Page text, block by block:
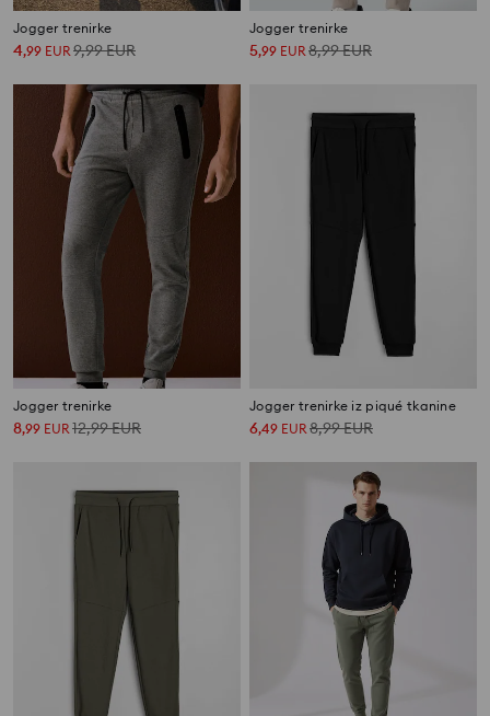
Jogger trenirke
4,99 EUR9,99EUR
Jogger trenirke
5,99 EUR8,99EUR
Jogger trenirke
8,99 EUR 12,99EUR
Jogger trenirke iz piqué tkanine
6,49 EUR 8,99EUR